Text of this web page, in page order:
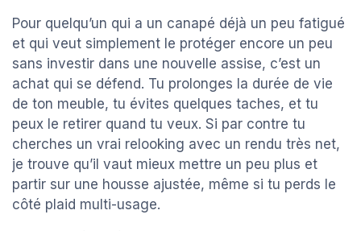
Pour quelqu’un qui a un canapé déjà un peu fatigué
et qui veut simplement le protéger encore un peu
sans investir dans une nouvelle assise, c’est un
achat qui se défend. Tu prolonges la durée de vie
de ton meuble, tu évites quelques taches, et tu
peux le retirer quand tu veux. Si par contre tu
cherches un vrai relooking avec un rendu très net,
je trouve qu’il vaut mieux mettre un peu plus et
partir sur une housse ajustée, même si tu perds le
côté plaid multi-usage.